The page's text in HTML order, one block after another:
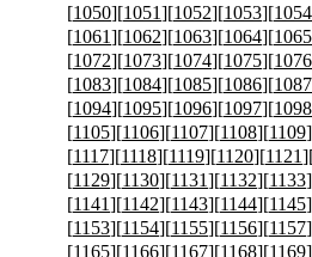
[1050][1051][1052][1053][1054
[1061][1062][1063][1064][1065
[1072][1073][1074][1075][1076
[1083][1084][1085][1086][1087
[1094][1095][1096][1097][1098
[1105][1106][1107][1108][1109
[1117][1118][1119][1120][1121
[1129][1130][1131][1132][1133
[1141][1142][1143][1144][1145
[1153][1154][1155][1156][1157
[1165][1166][1167][1168][1169